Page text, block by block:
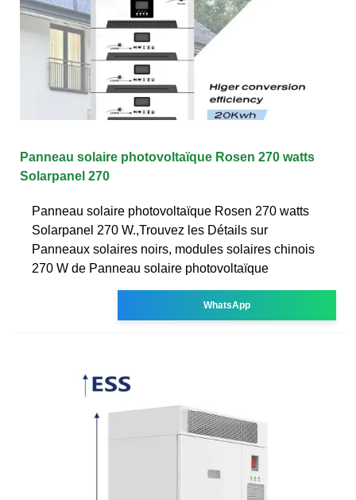
Panneau solaire photovoltaïque Rosen 270 watts
Solarpanel 270
Panneau solaire photovoltaïque Rosen 270 watts
Solarpanel 270 W.,Trouvez les Détails sur
Panneaux solaires noirs, modules solaires chinois
270 W de Panneau solaire photovoltaïque
WhatsApp